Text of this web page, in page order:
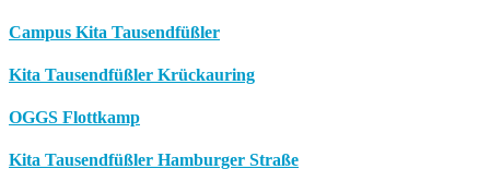
Campus Kita Tausendfüßler
Kita Tausendfüßler Krückauring
OGGS Flottkamp
Kita Tausendfüßler Hamburger Straße